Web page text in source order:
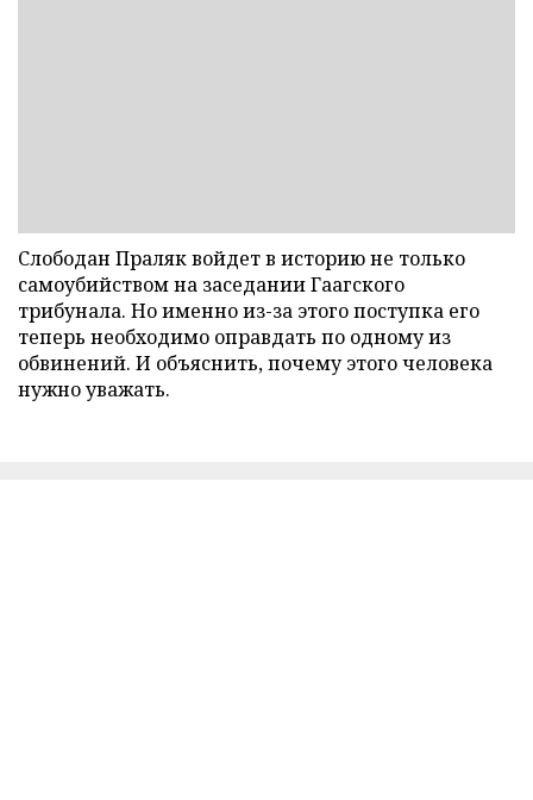
Слободан Праляк войдет в историю не только
самоубийством на заседании Гаагского
трибунала. Но именно из-за этого поступка его
теперь необходимо оправдать по одному из
обвинений. И объяснить, почему этого человека
нужно уважать.